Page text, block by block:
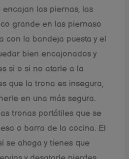
las piernas, las
grande en las piernaso
con la bandeja puesta y el
bien encajonados y
si o si no atarle a la
que la trona es insegura,
en una más segura.
tronas portátiles que se
o barra de la cocina. El
se ahoga y tienes que